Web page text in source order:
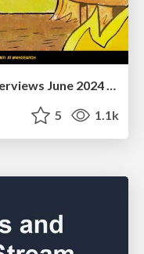
The Impact of AI in SEO - AI Overviews June 2024 Edition
5 1.1k